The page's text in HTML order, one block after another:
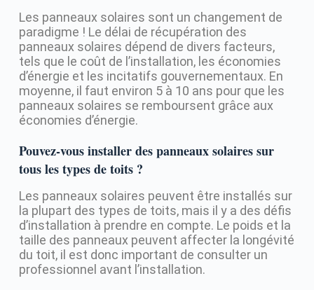
Les panneaux solaires sont un changement de
paradigme ! Le délai de récupération des
panneaux solaires dépend de divers facteurs,
tels que le coût de l’installation, les économies
d’énergie et les incitatifs gouvernementaux. En
moyenne, il faut environ 5 à 10 ans pour que les
panneaux solaires se remboursent grâce aux
économies d’énergie.
Pouvez-vous installer des panneaux solaires sur
tous les types de toits ?
Les panneaux solaires peuvent être installés sur
la plupart des types de toits, mais il y a des défis
d’installation à prendre en compte. Le poids et la
taille des panneaux peuvent affecter la longévité
du toit, il est donc important de consulter un
professionnel avant l’installation.